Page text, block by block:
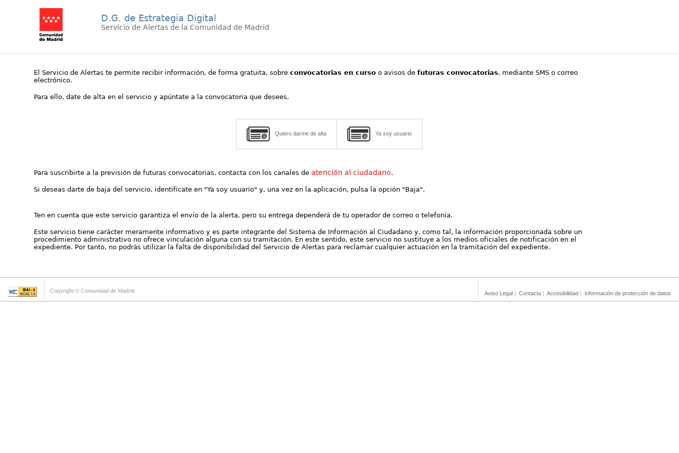
D.G. de Estrategia Digital
Servicio de Alertas de la Comunidad de Madrid
El Servicio de Alertas te permite recibir información, de forma gratuita, sobreconvocatorias en curso o avisos defuturas convocatorias, mediante SMS o correo
electrónico.
Para ello, date de alta en el servicio y apúntate a la convocatoria que desees.
Quiero darme de alta Ya soy usuario
Para suscribirte a la previsión de futuras convocatorias, contacta con los canales deatención al ciudadano.
Si deseas darte de baja del servicio, identifícate en "Ya soy usuario" y, una vez en la aplicación, pulsa la opción "Baja".
Ten en cuenta que este servicio garantiza el envío de la alerta, pero su entrega dependerá de tu operador de correo o telefonía.
Este servicio tiene carácter meramente informativo y es parte integrante del Sistema de Información al Ciudadano y, como tal, la información proporcionada sobre un
procedimiento administrativo no ofrece vinculación alguna con su tramitación. En este sentido, este servicio no sustituye a los medios oficiales de notificación en el
expediente. Por tanto, no podrás utilizar la falta de disponibilidad del Servicio de Alertas para reclamar cualquier actuación en la tramitación del expediente.
Copyright © Comunidad de Madrid. Aviso Legal | Contacta | Accesibilidad | Información de protección de datos